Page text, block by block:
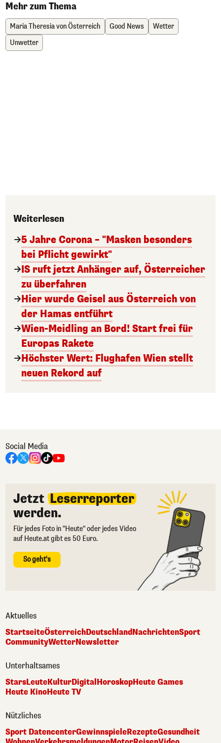
Mehr zum Thema
Maria Theresia von Österreich Good News
Wetter
Unwetter
Weiterlesen
5 Jahre Corona – "Masken besonders
bei Pflicht gewirkt"
IS ruft jetzt Anhänger auf, Österreicher
zu überfahren
Hier wurde Geisel aus Österreich von
der Hamas entführt
Wien-Meidling an Bord! Start frei für
Europas Rakete
Höchster Wert: Flughafen Wien stellt
neuen Rekord auf
Social Media
Jetzt Leserreporter
werden.
Für jedes Foto in "Heute" oder jedes Video
auf Heute.at gibt es 50 Euro.
So geht's
Aktuelles
StartseiteÖsterreichDeutschlandNachrichtenSport
CommunityWetterNewsletter
Unterhaltsames
StarsLeuteKulturDigital HoroskopHeute Games
Heute KinoHeute TV
Nützliches
Sport DatencenterGewinnspieleRezepteGesundheit